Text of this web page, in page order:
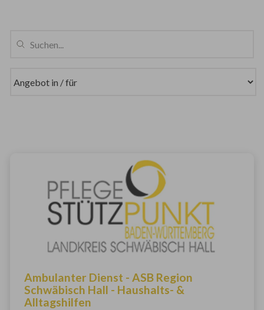
Ambulanter Dienst - ASB Region
Schwäbisch Hall - Haushalts- &
Alltagshilfen